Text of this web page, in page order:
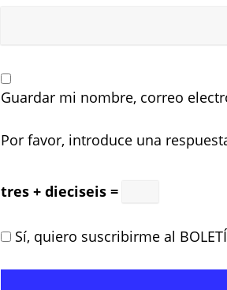
Guardar mi nombre, correo
Por favor, introduce una
tres + dieciseis =
Sí, quiero suscribirme al